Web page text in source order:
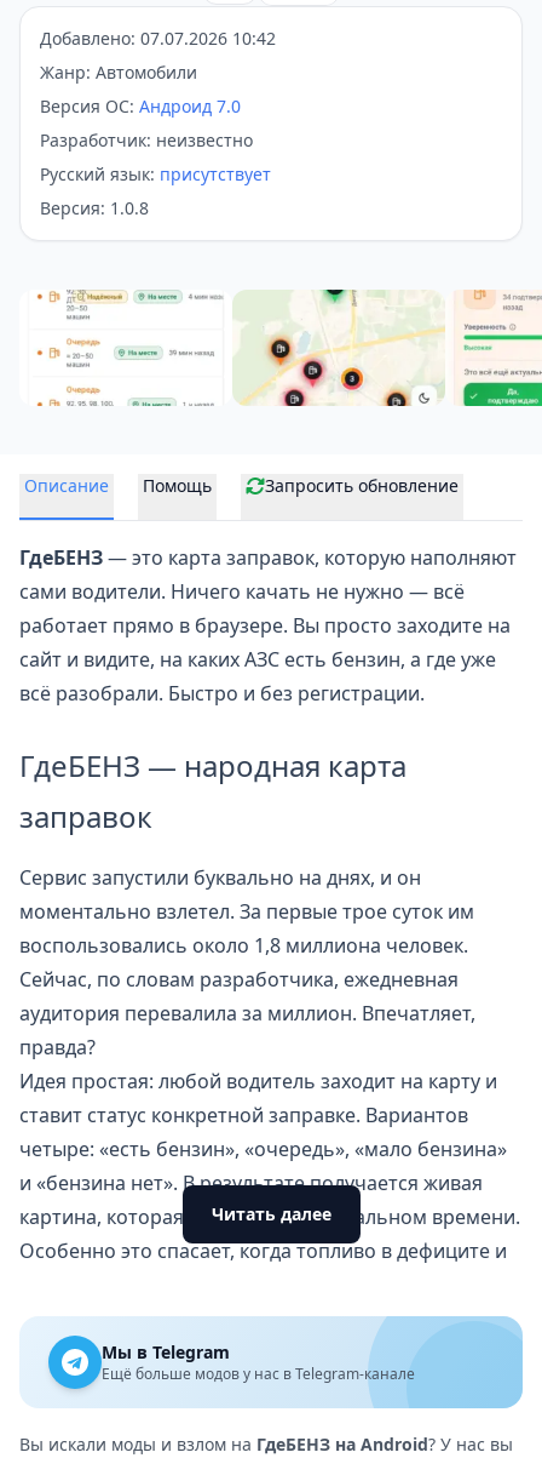
Добавлено: 07.07.2026 10:42
Жанр: Автомобили
Версия ОС: Андроид 7.0
Разработчик: неизвестно
Русский язык: присутствует
Версия: 1.0.8
Описание Помощь Запросить обновление
ГдеБЕНЗ— это карта заправок, которую наполняют
сами водители. Ничего качать не нужно — всё
работает прямо в браузере. Вы просто заходите на
сайт и видите, на каких АЗС есть бензин, а где уже
всё разобрали. Быстро и без регистрации.
ГдеБЕНЗ — народная карта
заправок
Сервис запустили буквально на днях, и он
моментально взлетел. За первые трое суток им
воспользовались около 1,8 миллиона человек.
Сейчас, по словам разработчика, ежедневная
аудитория перевалила за миллион. Впечатляет,
правда?
Идея простая: любой водитель заходит на карту и
ставит статус конкретной заправке. Вариантов
четыре: «есть бензин», «очередь», «мало бензина»
и «бензина нет». В результате получается живая
картина, которая обновляется в реальном времени.
Особенно это спасает, когда топливо в дефиците и
Кстати, в крупных городах вроде Москвы заправок
на карте уже тысячи. Причём пользователи сами
добавили около двух тысяч точек, которых
Читать далее
Мы в Telegram
Ещё больше модов у нас в Telegram-канале
Вы искали моды и взлом на ГдеБЕНЗ на Android? У нас вы